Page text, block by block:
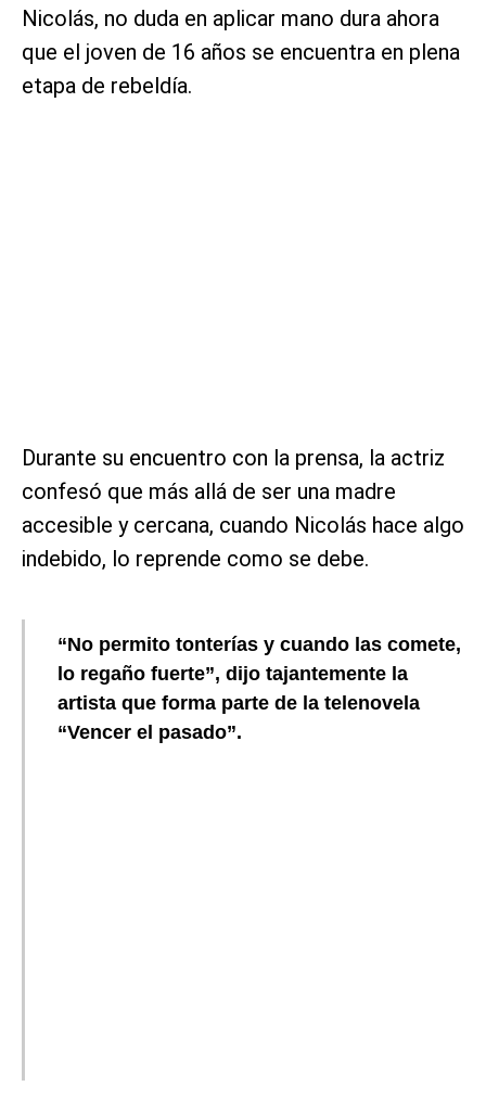
Nicolás, no duda en aplicar mano dura ahora
que el joven de 16 años se encuentra en plena
etapa de rebeldía.
Durante su encuentro con la prensa, la actriz
confesó que más allá de ser una madre
accesible y cercana, cuando Nicolás hace algo
indebido, lo reprende como se debe.
“No permito tonterías y cuando las comete,
lo regaño fuerte”, dijo tajantemente la
artista que forma parte de la telenovela
“Vencer el pasado”.